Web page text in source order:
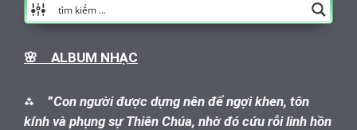
🌸 ALBUM NHẠC
⁂ ”Con người được dựng nên để ngợi khen, tôn
kính và phụng sự Thiên Chúa, nhờ đó cứu rỗi linh hồn